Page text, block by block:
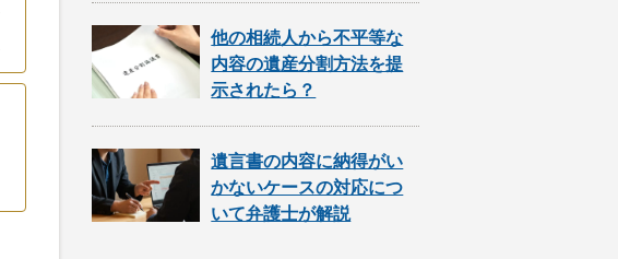
他の相続人から不平等な
内容の遺産分割方法を提
示されたら？
遺言書の内容に納得がい
かないケースの対応につ
いて弁護士が解説